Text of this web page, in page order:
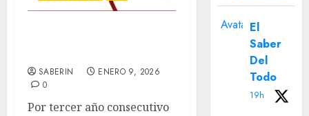
SABERIN
ENERO 9, 2026
0
Por tercer año consecutivo
Avatar El
Saber
Del
Todo
19h